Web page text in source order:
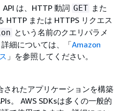
は、HTTP 動詞 GET また
HTTP または HTTPS リクエス
という名前のクエリパラメ
細については、「Amazon
」を参照してください。
されたアプリケーションを構築
。 AWS SDKsは多くの一般的